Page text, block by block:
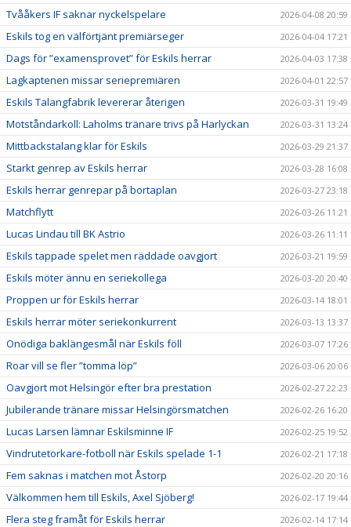
Tvååkers IF saknar nyckelspelare 2026-04-08 20:59
Eskils tog en välförtjänt premiärseger 2026-04-04 17:21
Dags för ”examensprovet” för Eskils herrar 2026-04-03 17:38
Lagkaptenen missar seriepremiären 2026-04-01 22:57
Eskils Talangfabrik levererar återigen 2026-03-31 19:49
Motståndarkoll: Laholms tränare trivs på Harlyckan 2026-03-31 13:24
Mittbackstalang klar för Eskils 2026-03-29 21:37
Starkt genrep av Eskils herrar 2026-03-28 16:08
Eskils herrar genrepar på bortaplan 2026-03-27 23:18
Matchflytt 2026-03-26 11:21
Lucas Lindau till BK Astrio 2026-03-26 11:11
Eskils tappade spelet men räddade oavgjort 2026-03-21 19:59
Eskils möter ännu en seriekollega 2026-03-20 20:40
Proppen ur för Eskils herrar 2026-03-14 18:01
Eskils herrar möter seriekonkurrent 2026-03-13 13:37
Onödiga baklängesmål när Eskils föll 2026-03-07 17:26
Roar vill se fler ”tomma löp” 2026-03-06 20:06
Oavgjort mot Helsingör efter bra prestation 2026-02-27 22:23
Jubilerande tränare missar Helsingörsmatchen 2026-02-26 16:20
Lucas Larsen lämnar Eskilsminne IF 2026-02-25 19:52
Vindrutetorkare-fotboll när Eskils spelade 1-1 2026-02-21 17:18
Fem saknas i matchen mot Åstorp 2026-02-20 20:16
Välkommen hem till Eskils, Axel Sjöberg! 2026-02-17 19:44
Flera steg framåt för Eskils herrar 2026-02-14 17:14